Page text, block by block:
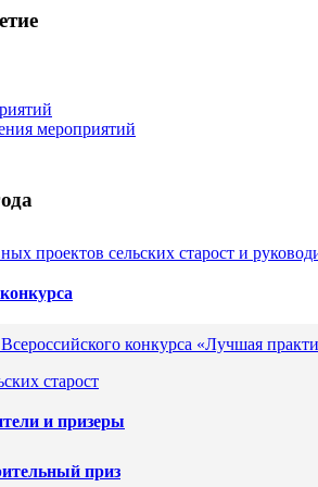
мероприятий
проектов сельских старост и
конкурса «Лучшая
старост
и призеры
приз